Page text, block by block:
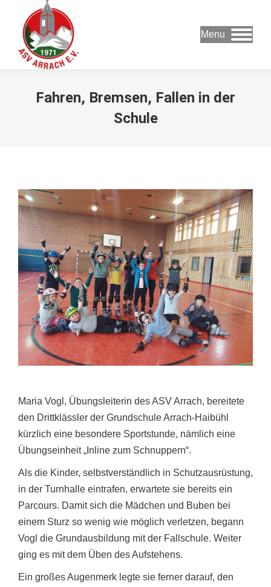
Menu
Fahren, Bremsen, Fallen in der
Schule
Maria Vogl, Übungsleiterin des ASV Arrach, bereitete
den Drittklässler der Grundschule Arrach-Haibühl
kürzlich eine besondere Sportstunde, nämlich eine
Übungseinheit „Inline zum Schnuppern“.
Als die Kinder, selbstverständlich in Schutzausrüstung,
in der Turnhalle eintrafen, erwartete sie bereits ein
Parcours. Damit sich die Mädchen und Buben bei
einem Sturz so wenig wie möglich verletzen, begann
Vogl die Grundausbildung mit der Fallschule. Weiter
ging es mit dem Üben des Aufstehens.
Ein großes Augenmerk legte sie ferner darauf, den